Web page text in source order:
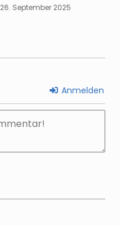
26. September 2025
Anmelden